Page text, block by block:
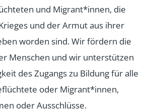
und Migrant*innen, die
und der Armut aus ihrer
worden sind. Wir fördern die
Menschen und wir unterstützen
des Zugangs zu Bildung für alle
oder Migrant*innen,
oder Ausschlüsse.